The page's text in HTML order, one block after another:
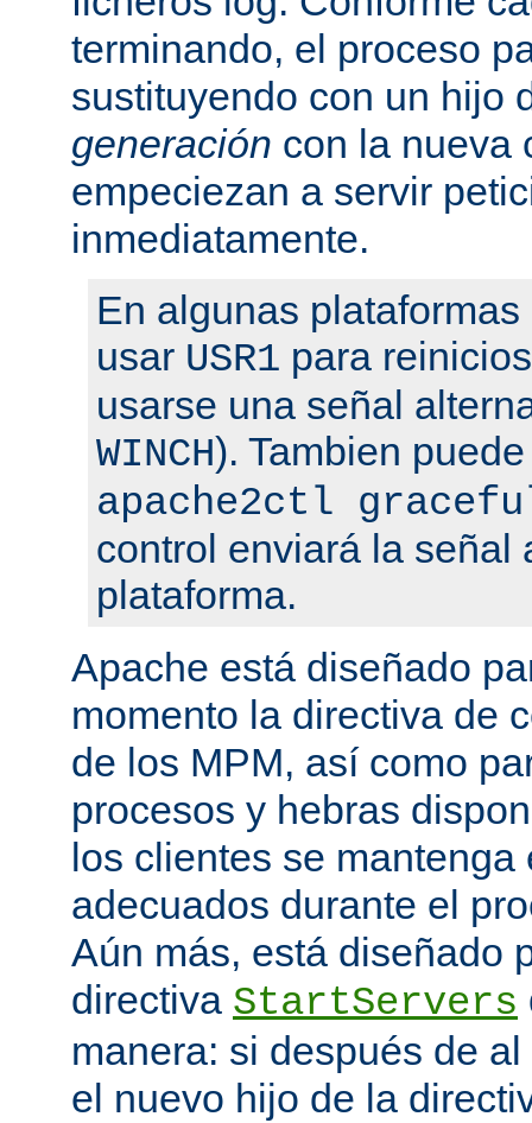
terminando, el proceso
sustituyendo con un hijo
generación con la nueva
empeciezan a servir
inmediatamente.
En algunas
usar USR1 para
usarse una señal
WINCH). Tambien
apache2ctl
control enviará la señal
plataforma.
Apache está diseñado
momento la directiva de
de los MPM, así como
procesos y hebras
los clientes se
adecuados durante el
Aún más, está diseñado
directiva StartServers
manera: si después de
el nuevo hijo de la